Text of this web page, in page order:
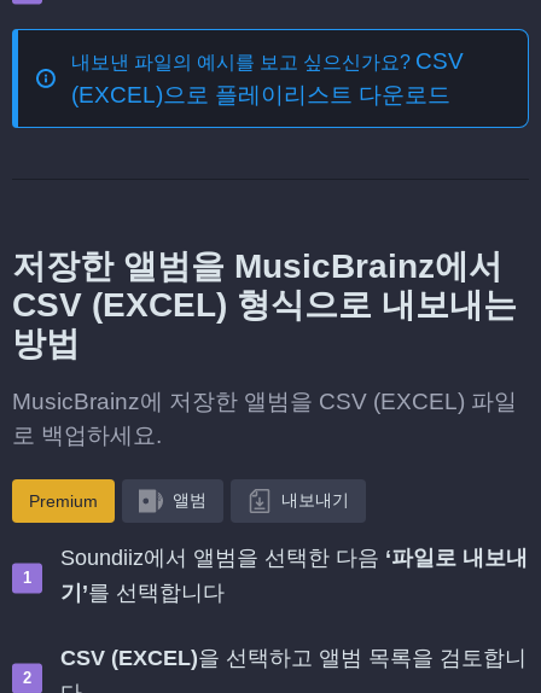
내보낸 파일의 예시를 보고 싶으신가요? CSV
(EXCEL)으로 플레이리스트 다운로드
저장한 앨범을 MusicBrainz에서
CSV (EXCEL) 형식으로 내보내는
방법
MusicBrainz에 저장한 앨범을 CSV (EXCEL) 파일
로 백업하세요.
Premium 앨범 내보내기
Soundiiz에서 앨범을 선택한 다음 ‘파일로 내보내
기’를 선택합니다
CSV (EXCEL)을 선택하고 앨범 목록을 검토합니